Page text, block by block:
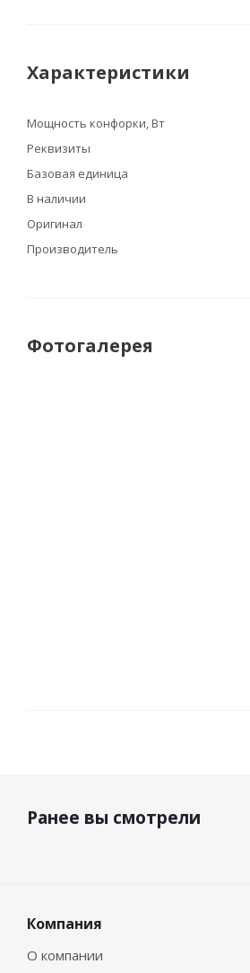
Характеристики
Мощность конфорки, Вт
Реквизиты
Базовая единица
В наличии
Оригинал
Производитель
Фотогалерея
Ранее вы смотрели
Компания
О компании